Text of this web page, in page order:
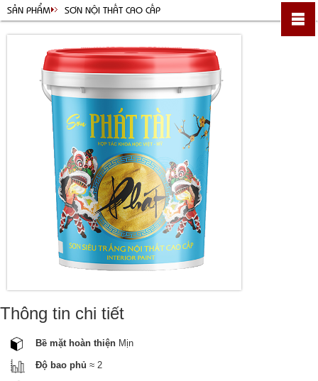
SẢN PHẨM SƠN NỘI THẤT CAO CẤP
Thông tin chi tiết
Bề mặt hoàn thiện Mịn
Độ bao phủ ≈ 2